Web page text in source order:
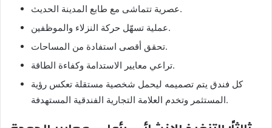
عصرية تتماشى مع طابع المدينة الحديث.
عملية تسهّل حركة النزلاء والموظفين.
تحقق أقصى استفادة من المساحات.
تراعي معايير الاستدامة وكفاءة الطاقة.
كل فندق يتم تصميمه ليحمل شخصية مستقلة تعكس رؤية
المستثمر وتخدم العلامة التجارية الفندقية المستهدفة.